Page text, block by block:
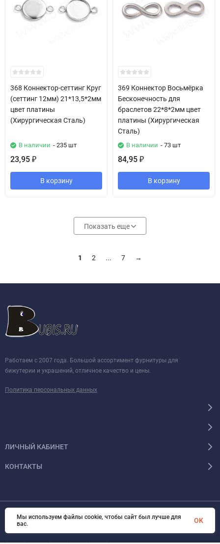
368 Коннектор-сеттинг Круг
(сеттинг 12мм) 21*13,5*2мм
цвет платины
(Хирургическая Сталь)
В наличии - 235 шт
23,95 ₽
В корзину
369 Коннектор Восьмёрка
Бесконечность для
браслетов 22*8*2мм цвет
платины (Хирургическая
Сталь)
В наличии - 73 шт
84,95 ₽
В корзину
Показать еще
1 2 ... 7 →
Работаем с 2007 года. Большой ассортимент фурнитуры для
бижутерии и украшений, отличное качество и цены.
Политика персональных данных
ЛИЧНЫЙ КАБИНЕТ
КОНТАКТЫ
© 2026 BUBIS.RU Все права защищены
Мы используем файлы cookie, чтобы сайт был лучше для
вас.
OK